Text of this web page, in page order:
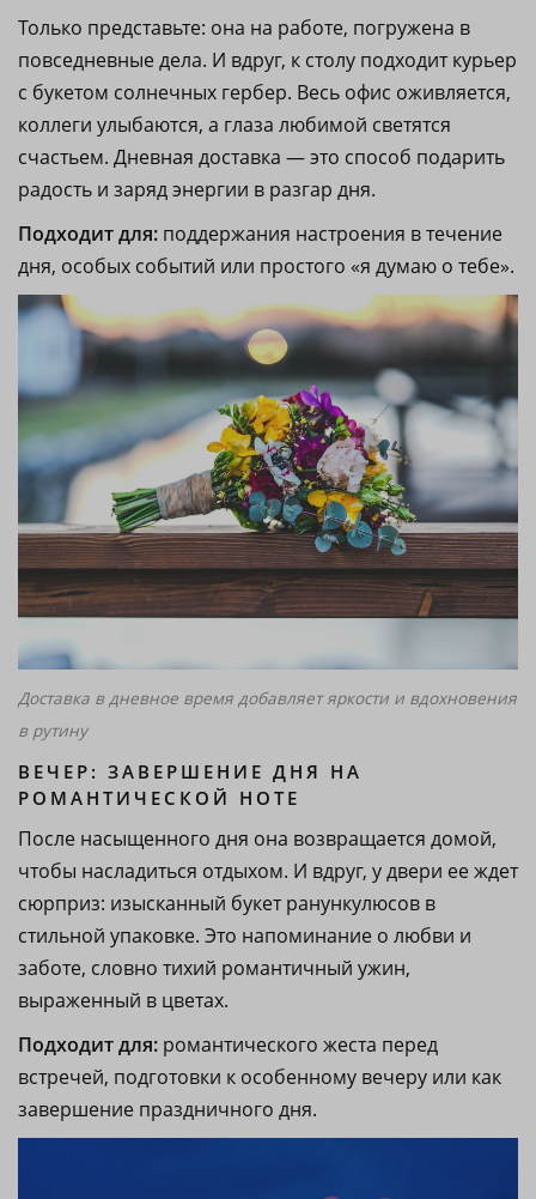
Только представьте: она на работе, погружена в
повседневные дела. И вдруг, к столу подходит курьер
с букетом солнечных гербер. Весь офис оживляется,
коллеги улыбаются, а глаза любимой светятся
счастьем. Дневная доставка — это способ подарить
радость и заряд энергии в разгар дня.
Подходит для: поддержания настроения в течение
дня, особых событий или простого «я думаю о тебе».
Доставка в дневное время добавляет яркости и вдохновения
в рутину
ВЕЧЕР: ЗАВЕРШЕНИЕ ДНЯ НА
РОМАНТИЧЕСКОЙ НОТЕ
После насыщенного дня она возвращается домой,
чтобы насладиться отдыхом. И вдруг, у двери ее ждет
сюрприз: изысканный букет ранункулюсов в
стильной упаковке. Это напоминание о любви и
заботе, словно тихий романтичный ужин,
выраженный в цветах.
Подходит для: романтического жеста перед
встречей, подготовки к особенному вечеру или как
завершение праздничного дня.